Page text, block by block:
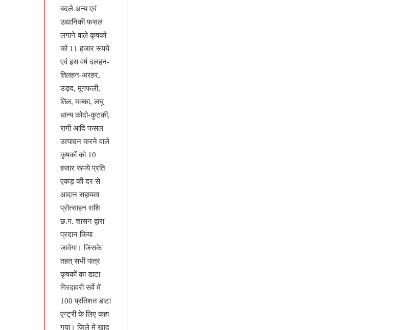
बदले अन्य एवं
उद्यानिकी फसल
लगाने वाले कृषकों
को 11 हजार रूपये
एवं इस वर्ष दलहन-
तिलहन-अरहर,
उड़द, मूंगफली,
तिल, मक्का, लघु
धान्य कोदो-कुटकी,
रागी आदि फसल
उत्पादन करने वाले
कृषकों को 10
हजार रूपये प्रति
एकड़ की दर से
आदान सहायता
प्रोत्साहन राशि
छ.ग. शासन द्वारा
प्रदान किया
जावेगा। जिसके
तहत् सभी पात्र
कृषकों का डाटा
गिरदावरी सर्वे में
100 प्रतिशत डाटा
एन्ट्री के लिए कहा
गया। जिले में खाद